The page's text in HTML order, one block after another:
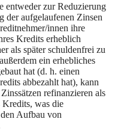
entweder zur Reduzierung
der aufgelaufenen Zinsen
innen ihre
Kredits erheblich
als später schuldenfrei zu
ein erhebliches
hat (d. h. einen
abbezahlt hat), kann
refinanzieren als
was die
Aufbau von